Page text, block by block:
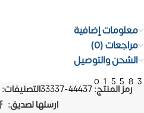
معلومات إضافية
مراجعات (0)
الشحن والتوصيل
رمز المنتج:44437-33337 التصنيفات:
ارسلها لصديق: